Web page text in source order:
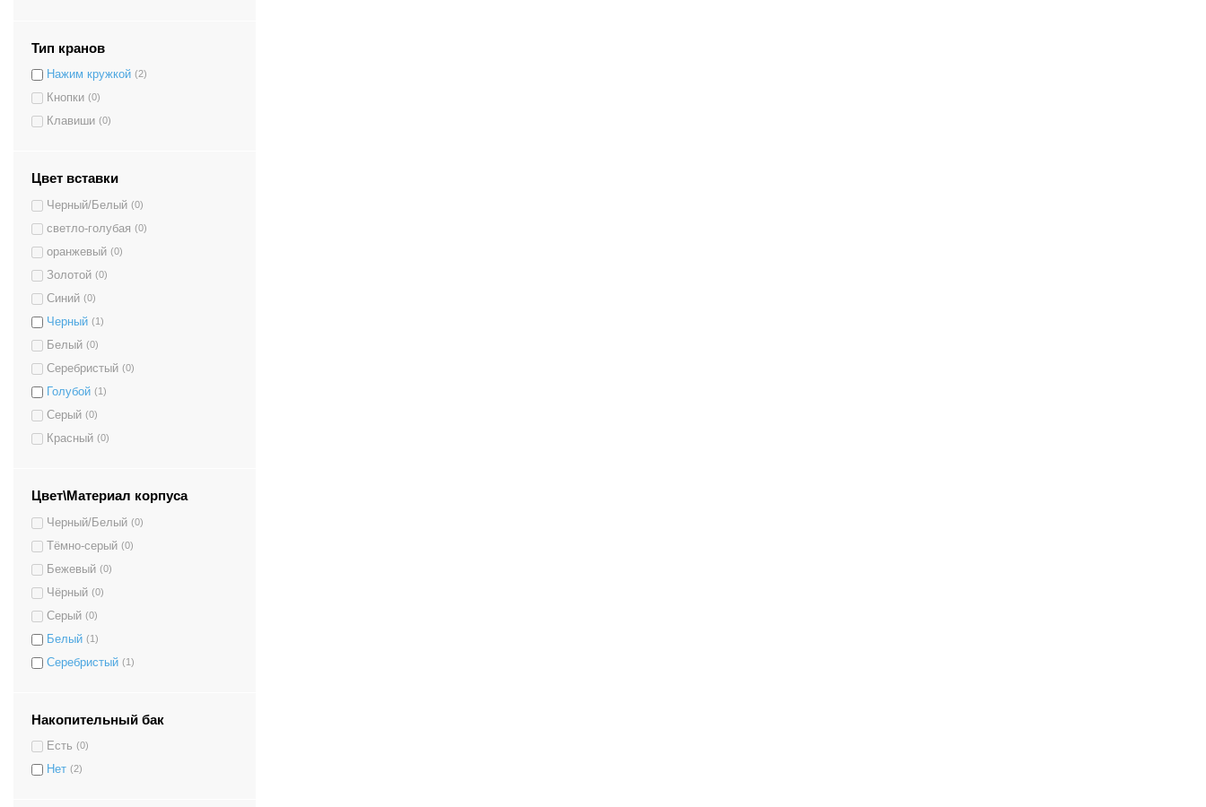
Тип кранов
Нажим кружкой (2)
Кнопки (0)
Клавиши (0)
Цвет вставки
Черный/Белый (0)
светло-голубая (0)
оранжевый (0)
Золотой (0)
Синий (0)
Черный (1)
Белый (0)
Серебристый (0)
Голубой (1)
Серый (0)
Красный (0)
Цвет\Материал корпуса
Черный/Белый (0)
Тёмно-серый (0)
Бежевый (0)
Чёрный (0)
Серый (0)
Белый (1)
Серебристый (1)
Накопительный бак
Есть (0)
Нет (2)